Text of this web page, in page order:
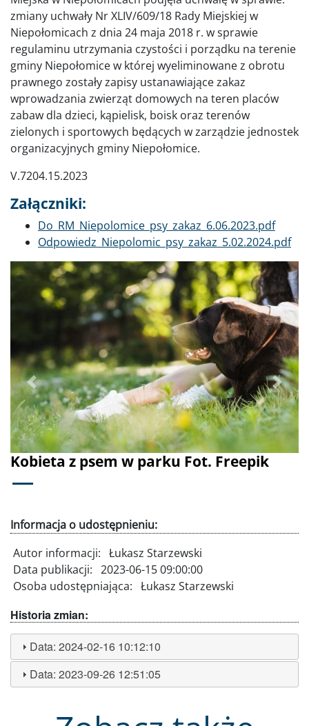
zmiany uchwały Nr XLIV/609/18 Rady Miejskiej w
Niepołomicach z dnia 24 maja 2018 r. w sprawie
regulaminu utrzymania czystości i porządku na terenie
gminy Niepołomice w której wyeliminowane z obrotu
prawnego zostały zapisy ustanawiające zakaz
wprowadzania zwierząt domowych na teren placów
zabaw dla dzieci, kąpielisk, boisk oraz terenów
zielonych i sportowych będących w zarządzie jednostek
organizacyjnych gminy Niepołomice.
V.7204.15.2023
Załączniki:
Dokument
Do_RM_Niepolomice_psy_zakaz_6.06.2023.pdf
Dokument
Odpowiedz_Niepolomic_psy_zakaz_5.02.2024.pdf
Kobieta z psem w parku Fot. Freepik
Poprzednie Dalej
Informacja o udostępnieniu:
Autor informacji: Łukasz Starzewski
Data publikacji: 2023-06-15 09:00:00
Osoba udostępniająca: Łukasz Starzewski
Historia zmian:
Data:2024-02-16 10:12:10
Data:2023-09-26 12:51:05